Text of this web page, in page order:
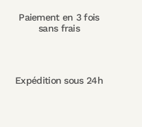
Paiement en 3 fois
sans frais
Expédition sous 24h